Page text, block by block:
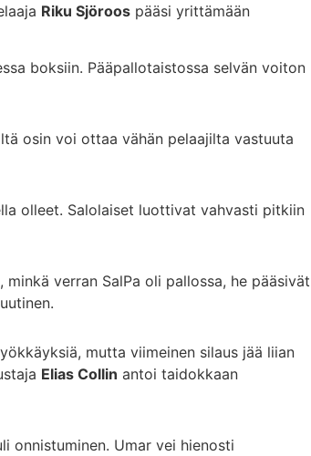
Riku Sjöroos pääsi yrittämään
boksiin. Pääpallotaistossa selvän voiton
osin voi ottaa vähän pelaajilta vastuuta
olleet. Salolaiset luottivat vahvasti pitkiin
verran SalPa oli pallossa, he pääsivät
mutta viimeinen silaus jää liian
Elias Collin antoi taidokkaan
onnistuminen. Umar vei hienosti